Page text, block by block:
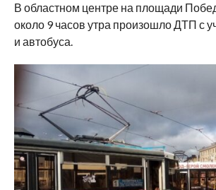
В областном центре на площади
около 9 часов утра произошло ДТП с
и автобуса.